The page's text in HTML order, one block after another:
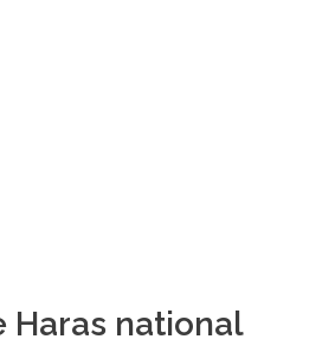
Haras national